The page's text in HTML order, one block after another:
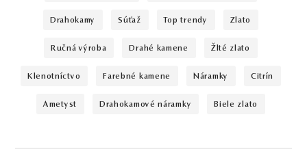
drahokamy súťaž top trendy zlato
ručná výroba drahé kamene žlté zlato
klenotníctvo farebné kamene náramky citrín
ametyst drahokamové náramky biele zlato